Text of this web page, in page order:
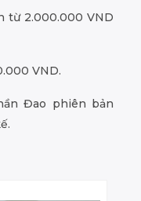
từ 2.000.000 VND
VND.
Đao phiên bản